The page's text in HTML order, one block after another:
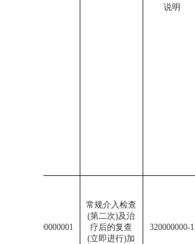
说明
513200000000001
常规介入检查
(第二次)及治
疗后的复查
(立即进行)加
320000000-1